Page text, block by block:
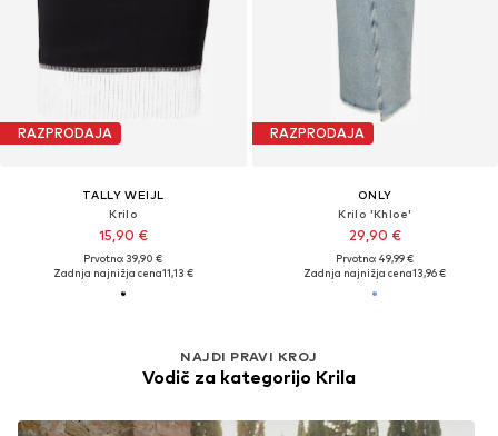
RAZPRODAJA
TALLY WEIJL
Krilo
15,90 €
Prvotno: 39,90 €
Zadnja najnižja cena11,13 €
RAZPRODAJA
ONLY
Krilo 'Khloe'
29,90 €
Prvotno: 49,99 €
Zadnja najnižja cena13,96 €
NAJDI PRAVI KROJ
Vodič za kategorijo Krila